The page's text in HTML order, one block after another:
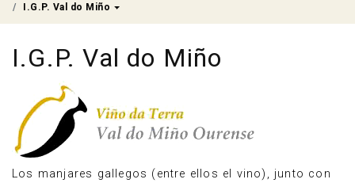
I.G.P. Val do Miño
Dropdown
I.G.P. Val do Miño
Los manjares gallegos (entre ellos el vino), junto con